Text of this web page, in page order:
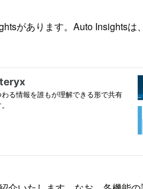
があります。Auto Insights